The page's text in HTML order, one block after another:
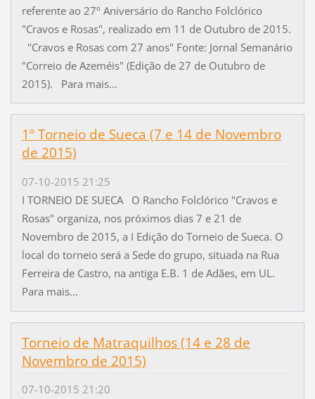
referente ao 27º Aniversário do Rancho Folclórico
"Cravos e Rosas", realizado em 11 de Outubro de 2015.
"Cravos e Rosas com 27 anos" Fonte: Jornal Semanário
"Correio de Azeméis" (Edição de 27 de Outubro de
2015). Para mais...
1º Torneio de Sueca (7 e 14 de Novembro
de 2015)
07-10-2015 21:25
I TORNEIO DE SUECA O Rancho Folclórico "Cravos e
Rosas" organiza, nos próximos dias 7 e 21 de
Novembro de 2015, a I Edição do Torneio de Sueca. O
local do torneio será a Sede do grupo, situada na Rua
Ferreira de Castro, na antiga E.B. 1 de Adães, em UL.
Para mais...
Torneio de Matraquilhos (14 e 28 de
Novembro de 2015)
07-10-2015 21:20